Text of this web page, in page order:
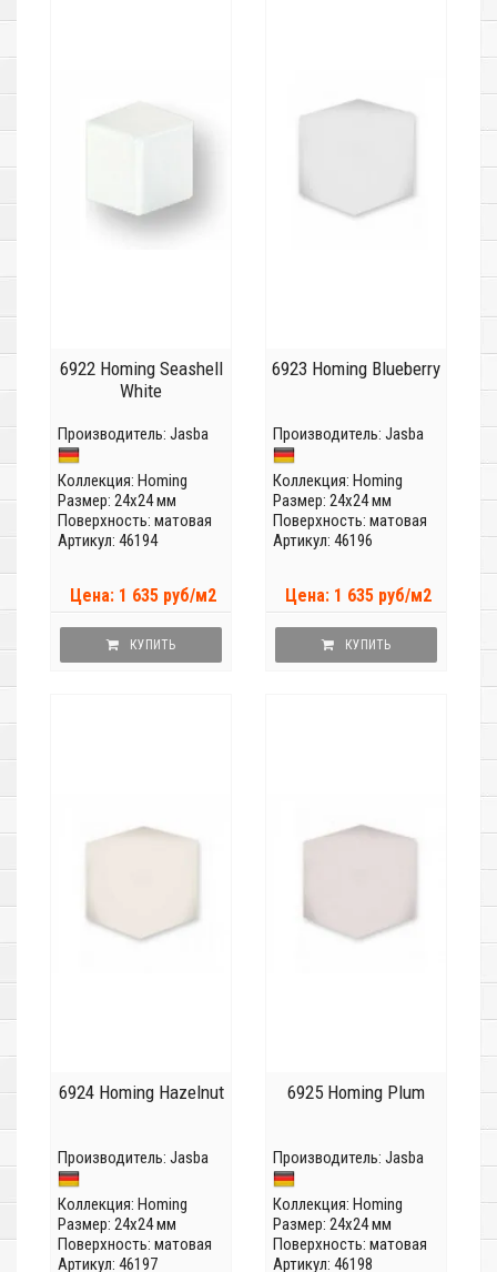
6922 Homing Seashell
White
Производитель: Jasba
Коллекция: Homing
Размер: 24x24 мм
Поверхность: матовая
Артикул: 46194
Цена: 1 635 руб/м2
КУПИТЬ
6923 Homing Blueberry
Производитель: Jasba
Коллекция: Homing
Размер: 24x24 мм
Поверхность: матовая
Артикул: 46196
Цена: 1 635 руб/м2
КУПИТЬ
6924 Homing Hazelnut
Производитель: Jasba
Коллекция: Homing
Размер: 24x24 мм
Поверхность: матовая
Артикул: 46197
6925 Homing Plum
Производитель: Jasba
Коллекция: Homing
Размер: 24x24 мм
Поверхность: матовая
Артикул: 46198